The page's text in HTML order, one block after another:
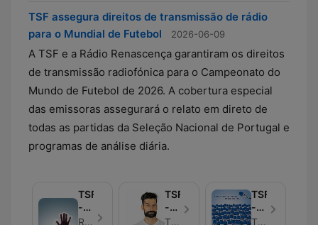
TSF assegura direitos de transmissão de rádio
para o Mundial de Futebol
2026-06-09
A TSF e a Rádio Renascença garantiram os direitos
de transmissão radiofónica para o Campeonato do
Mundo de Futebol de 2026. A cobertura especial
das emissoras assegurará o relato em direto de
todas as partidas da Seleção Nacional de Portugal e
programas de análise diária.
TSF
-
Mundo
Rui Tukayana, TSF - エピソード 500
TSF
-
OsTSF, Ant�nio Raminhos
TSF
-
Sete
TSF